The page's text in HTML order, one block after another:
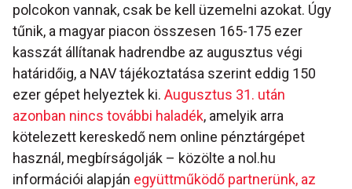
polcokon vannak, csak be kell üzemelni azokat. Úgy
tűnik, a magyar piacon összesen 165-175 ezer
kasszát állítanak hadrendbe az augusztus végi
határidőig, a NAV tájékoztatása szerint eddig 150
ezer gépet helyeztek ki. Augusztus 31. után
azonban nincs további haladék, amelyik arra
kötelezett kereskedő nem online pénztárgépet
használ, megbírságolják – közölte a nol.hu
információi alapján együttműködő partnerünk, az